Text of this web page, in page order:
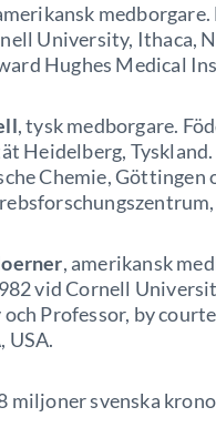
University, Ithaca,
Hughes Medical
, tysk medborgare.
Heidelberg,
Chemie, Göttingen
, amerikansk
vid Cornell
Professor, by
USA.
miljoner svenska